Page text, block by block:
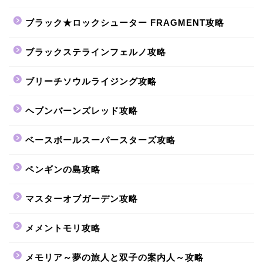
ブラック★ロックシューター FRAGMENT攻略
ブラックステラインフェルノ攻略
ブリーチソウルライジング攻略
ヘブンバーンズレッド攻略
ベースボールスーパースターズ攻略
ペンギンの島攻略
マスターオブガーデン攻略
メメントモリ攻略
メモリア～夢の旅人と双子の案内人～攻略